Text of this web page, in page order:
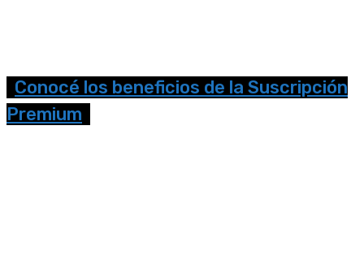
Conocé los beneficios de la Suscripción
Premium